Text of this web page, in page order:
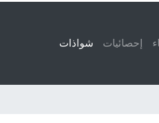
إحصائيات شواذات